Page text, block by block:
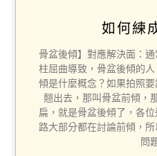
如何練
骨盆後傾】對應解決面：
柱屈曲導致，骨盆後傾的
傾是什麼概念？如果拍照
翹出去，那叫骨盆前傾，
扁，就是骨盆後傾了，各
路大部分都在討論前傾，
問